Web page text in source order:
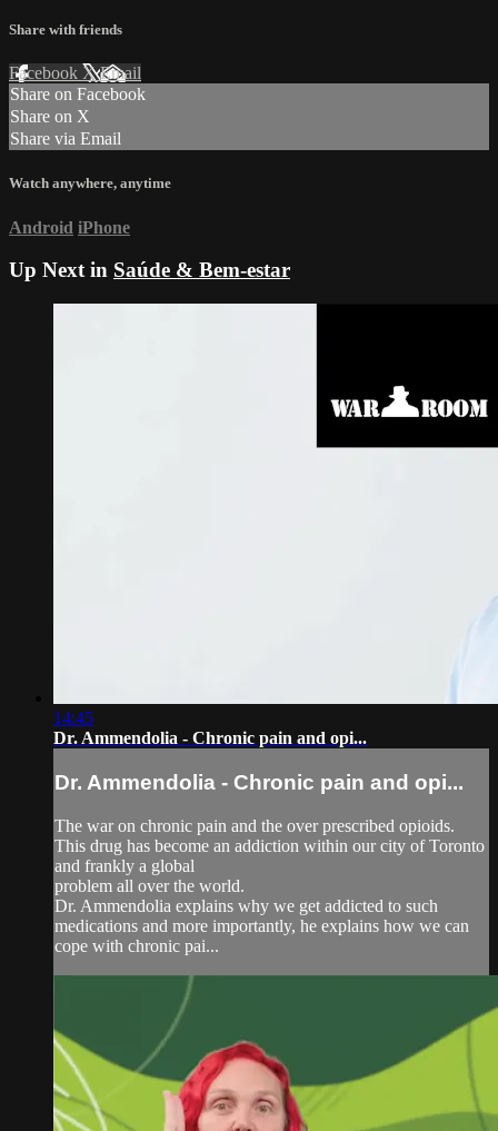
Share with friends
Facebook XEmail
Share on Facebook
Share on X
Share via Email
Watch anywhere, anytime
Android iPhone
Up Next in Saúde & Bem-estar
14:45
Dr. Ammendolia - Chronic pain and opi...
Dr. Ammendolia - Chronic pain and opi...
The war on chronic pain and the over prescribed opioids.
This drug has become an addiction within our city of Toronto
and frankly a global
problem all over the world.
Dr. Ammendolia explains why we get addicted to such
medications and more importantly, he explains how we can
cope with chronic pai...